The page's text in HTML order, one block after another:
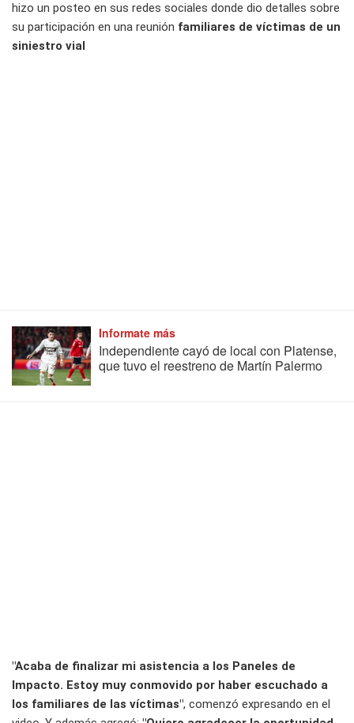
hizo un posteo en sus redes sociales donde dio detalles sobre
su participación en una reunión familiares de víctimas de un
siniestro vial
Informate más
Independiente cayó de local con Platense,
que tuvo el reestreno de Martín Palermo
"Acaba de finalizar mi asistencia a los Paneles de
Impacto. Estoy muy conmovido por haber escuchado a
los familiares de las víctimas", comenzó expresando en el